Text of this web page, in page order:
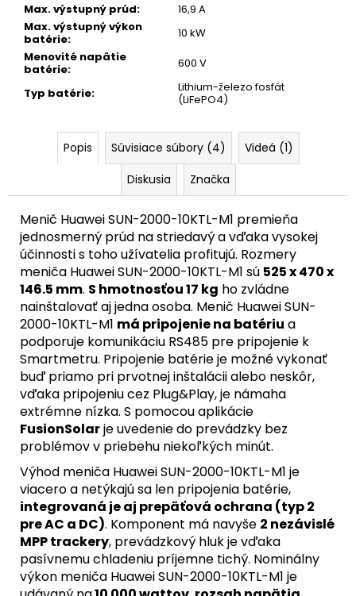
Max. výstupný prúd:
16,9 A
Max. výstupný výkon
batérie:
10 kW
Menovité napätie
batérie:
600 V
Typ batérie:
Lithium-železo fosfát
(LiFePO4)
Popis Súvisiace súbory (4)
Videá (1)
Diskusia
Značka
Menič Huawei SUN-2000-10KTL-M1 premieňa
jednosmerný prúd na striedavý a vďaka vysokej
účinnosti s toho užívatelia profitujú. Rozmery
meniča Huawei SUN-2000-10KTL-M1 sú 525 x 470 x
146.5 mm. S hmotnosťou 17 kg ho zvládne
nainštalovať aj jedna osoba. Menič Huawei SUN-
2000-10KTL-M1 má pripojenie na batériu a
podporuje komunikáciu RS485 pre pripojenie k
Smartmetru. Pripojenie batérie je možné vykonať
buď priamo pri prvotnej inštalácii alebo neskôr,
vďaka pripojeniu cez Plug&Play, je námaha
extrémne nízka. S pomocou aplikácie
FusionSolarje uvedenie do prevádzky bez
problémov v priebehu niekoľkých minút.
Výhod meniča Huawei SUN-2000-10KTL-M1 je
viacero a netýkajú sa len pripojenia batérie,
integrovaná je aj prepäťová ochrana (typ 2
pre AC a DC). Komponent má navyše 2 nezávislé
MPP trackery, prevádzkový hluk je vďaka
pasívnemu chladeniu príjemne tichý. Nominálny
výkon meniča Huawei SUN-2000-10KTL-M1 je